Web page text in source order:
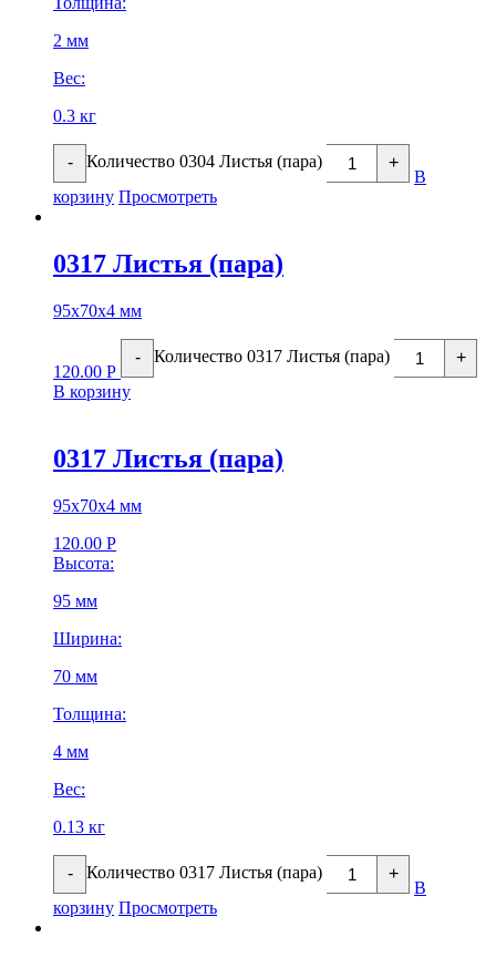
2 мм
Вес:
0.3 кг
- Количество 0304 Листья (пара) +
В
корзину Просмотреть
0317 Листья (пара)
95х70х4 мм
120.00 Р
- Количество 0317 Листья (пара)
+
В корзину
0317 Листья (пара)
95х70х4 мм
120.00 Р
Высота:
95 мм
Ширина:
70 мм
Толщина:
4 мм
Вес:
0.13 кг
- Количество 0317 Листья (пара) +
В
корзину Просмотреть